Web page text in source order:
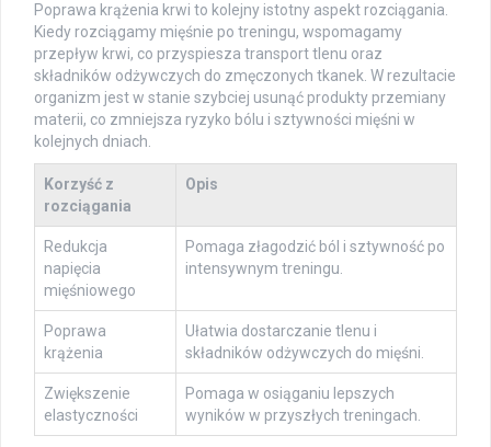
Poprawa krążenia krwi to kolejny istotny aspekt rozciągania.
Kiedy rozciągamy mięśnie po treningu, wspomagamy
przepływ krwi, co przyspiesza transport tlenu oraz
składników odżywczych do zmęczonych tkanek. W rezultacie
organizm jest w stanie szybciej usunąć produkty przemiany
materii, co zmniejsza ryzyko bólu i sztywności mięśni w
kolejnych dniach.
Korzyść z
rozciągania
Opis
Redukcja
napięcia
mięśniowego
Pomaga złagodzić ból i sztywność po
intensywnym treningu.
Poprawa
krążenia
Ułatwia dostarczanie tlenu i
składników odżywczych do mięśni.
Zwiększenie
elastyczności
Pomaga w osiąganiu lepszych
wyników w przyszłych treningach.